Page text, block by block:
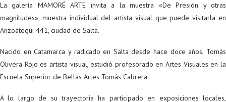
La galería MAMORÉ ARTE invita a la muestra «De Presión y otras
magnitudes», muestra individual del artista visual que puede visitarla en
Anzoátegui 441, ciudad de Salta.
Nacido en Catamarca y radicado en Salta desde hace doce años, Tomás
Olivera Rojo es artista visual, estudió profesorado en Artes Visuales en la
Escuela Superior de Bellas Artes Tomás Cabrera.
A lo largo de su trayectoria ha participado en exposiciones locales,